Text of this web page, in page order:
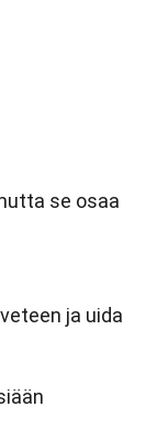
se osaa
ja uida